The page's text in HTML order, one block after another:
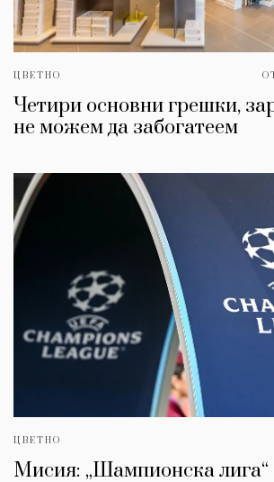
ЦВЕТНО
Четири основни грешки,
не можем да забогатеем
ЦВЕТНО
Мисия: „Шампионска лига“